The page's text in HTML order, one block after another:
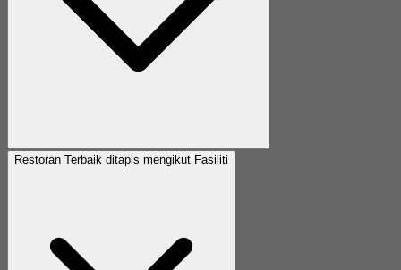
Restoran Terbaik ditapis mengikut Fasiliti